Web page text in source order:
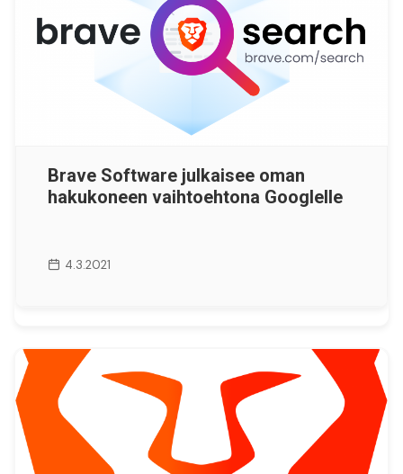
Brave Software julkaisee oman
hakukoneen vaihtoehtona Googlelle
4.3.2021